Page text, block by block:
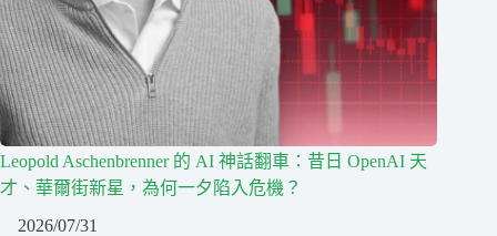
Leopold Aschenbrenner 的 AI 神話翻車：昔日 OpenAI 天
才、華爾街新星，為何一夕陷入危機？
2026/07/31